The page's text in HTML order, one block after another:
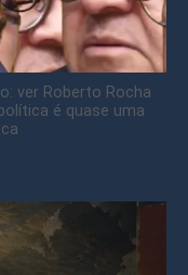
ver Roberto Rocha
é quase uma